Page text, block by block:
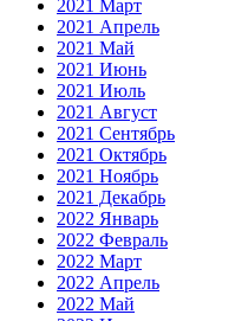
2021 Март
2021 Апрель
2021 Май
2021 Июнь
2021 Июль
2021 Август
2021 Сентябрь
2021 Октябрь
2021 Ноябрь
2021 Декабрь
2022 Январь
2022 Февраль
2022 Март
2022 Апрель
2022 Май